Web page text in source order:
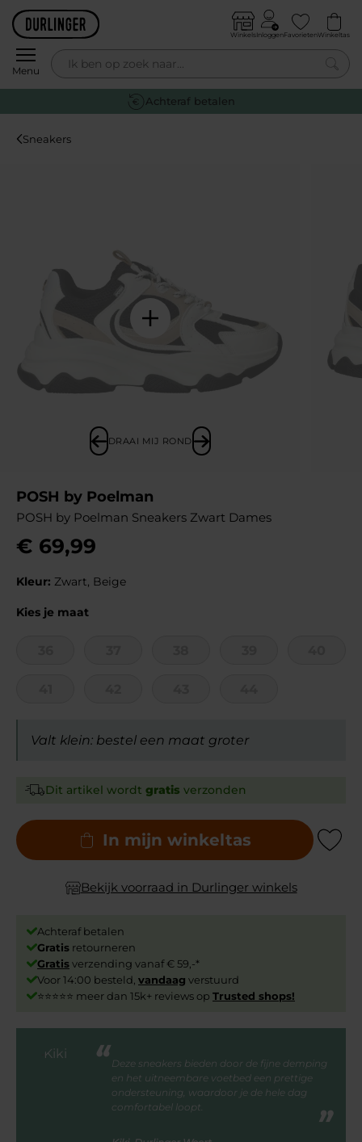
Skip to content
Menu
WinkelsInloggenFavorietenWinkeltas
0
Gratis retourneren
Sneakers
DRAAI MIJ ROND
POSH by Poelman
POSH by Poelman Sneakers Zwart Dames
€ 69,99
Kleur: Zwart, Beige
Kies je maat
Valt klein: bestel een maat groter
Dit artikel wordt gratis verzonden
In mijn winkeltas Add to
Bekijk voorraad in Durlinger winkels
Achteraf betalen
Gratis retourneren
Gratisverzending vanaf € 59,-*
Voor 14:00 besteld, vandaag verstuurd
⭐⭐⭐⭐⭐ meer dan 15k+ reviews op Trusted shops!
Deze sneakers bieden door de fijne demping
en het uitneembare voetbed een prettige
ondersteuning, waardoor je de hele dag
comfortabel loopt.